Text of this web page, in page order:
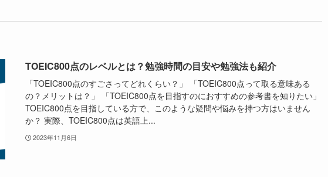
TOEIC800点のレベルとは？勉強時間の目安や勉強法も紹介
「TOEIC800点のすごさってどれくらい？」 「TOEIC800点って取る意味ある
の？メリットは？」 「TOEIC800点を目指すのにおすすめの参考書を知りたい」
TOEIC800点を目指している方で、このような疑問や悩みを持つ方はいません
か？ 実際、TOEIC800点は英語上...
2023年11月6日